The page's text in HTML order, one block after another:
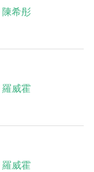
陳希彤
羅威霍
羅威霍